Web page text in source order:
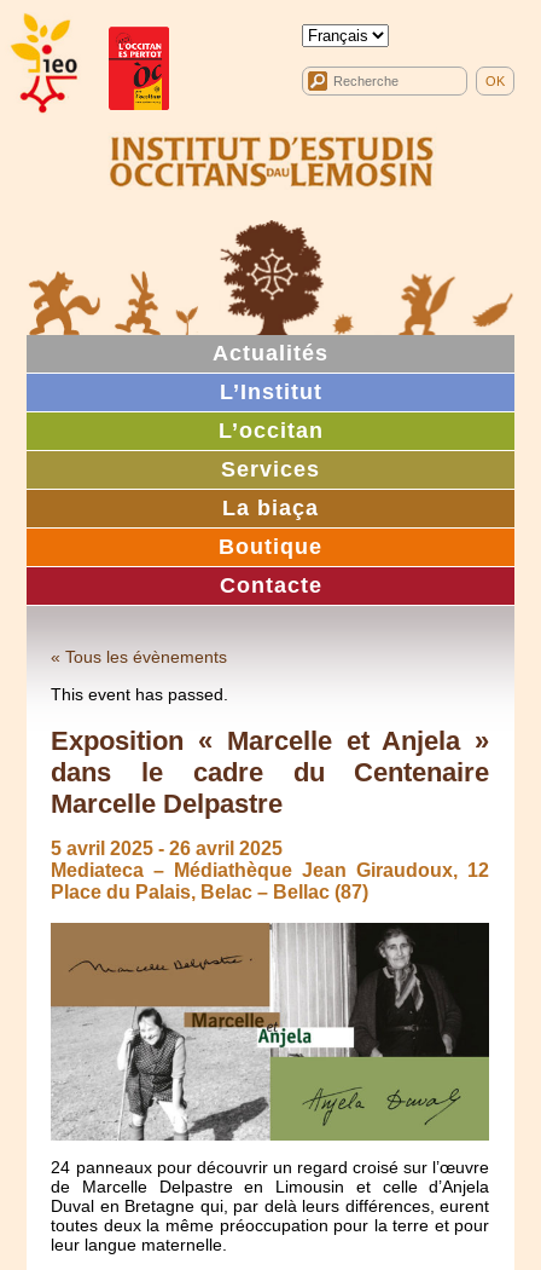
Actualités
L’Institut
L’occitan
Services
La biaça
Boutique
Contacte
« Tous les évènements
This event has passed.
Exposition « Marcelle et Anjela »
dans le cadre du Centenaire
Marcelle Delpastre
5 avril 2025 -26 avril 2025
Mediateca – Médiathèque Jean Giraudoux, 12
Place du Palais, Belac – Bellac (87)
24 panneaux pour découvrir un regard croisé sur l’œuvre
de Marcelle Delpastre en Limousin et celle d’Anjela
Duval en Bretagne qui, par delà leurs différences, eurent
toutes deux la même préoccupation pour la terre et pour
leur langue maternelle.